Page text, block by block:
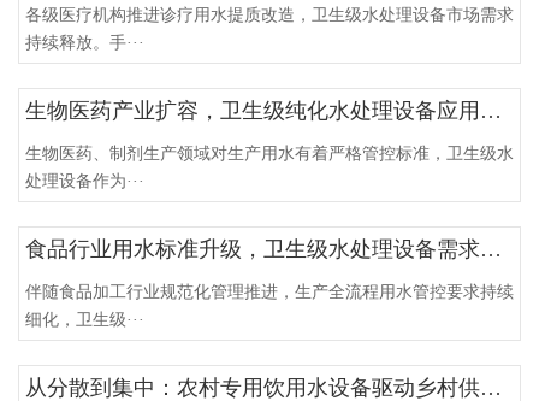
各级医疗机构推进诊疗用水提质改造，卫生级水处理设备市场需求
持续释放。手···
生物医药产业扩容，卫生级纯化水处理设备应用范围扩大
生物医药、制剂生产领域对生产用水有着严格管控标准，卫生级水
处理设备作为···
食品行业用水标准升级，卫生级水处理设备需求稳步提升
伴随食品加工行业规范化管理推进，生产全流程用水管控要求持续
细化，卫生级···
从分散到集中：农村专用饮用水设备驱动乡村供水高质量发展